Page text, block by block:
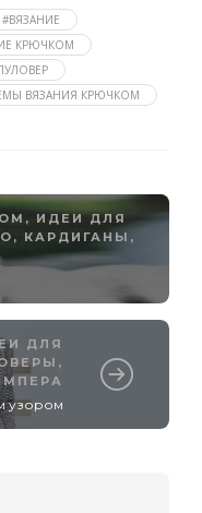
#ВЯЗАНИЕ
КРЮЧКОМ
ВЯЗАНИЯ КРЮЧКОМ
, ИДЕИ ДЛЯ
КАРДИГАНЫ,
ДЛЯ
узором